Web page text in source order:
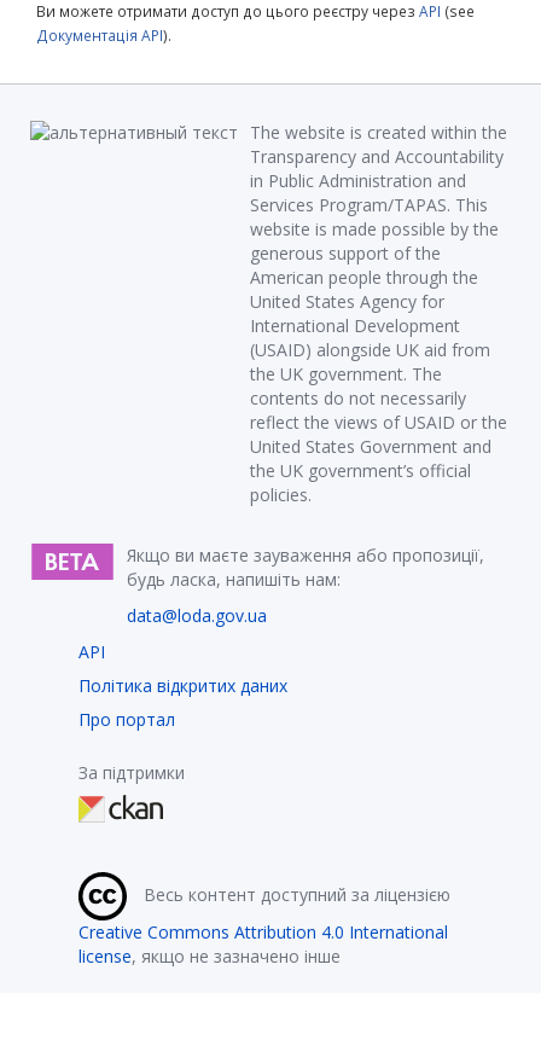
Ви можете отримати доступ до цього реєстру через API (see
Документація API).
The website is created within the
Transparency and Accountability
in Public Administration and
Services Program/TAPAS. This
website is made possible by the
generous support of the
American people through the
United States Agency for
International Development
(USAID) alongside UK aid from
the UK government. The
contents do not necessarily
reflect the views of USAID or the
United States Government and
the UK government’s official
policies.
Якщо ви маєте зауваження або пропозиції,
будь ласка, напишіть нам:
data@loda.gov.ua
API
Політика відкритих даних
Про портал
За підтримки
Весь контент доступний за ліцензією
Creative Commons Attribution 4.0 International
license, якщо не зазначено інше